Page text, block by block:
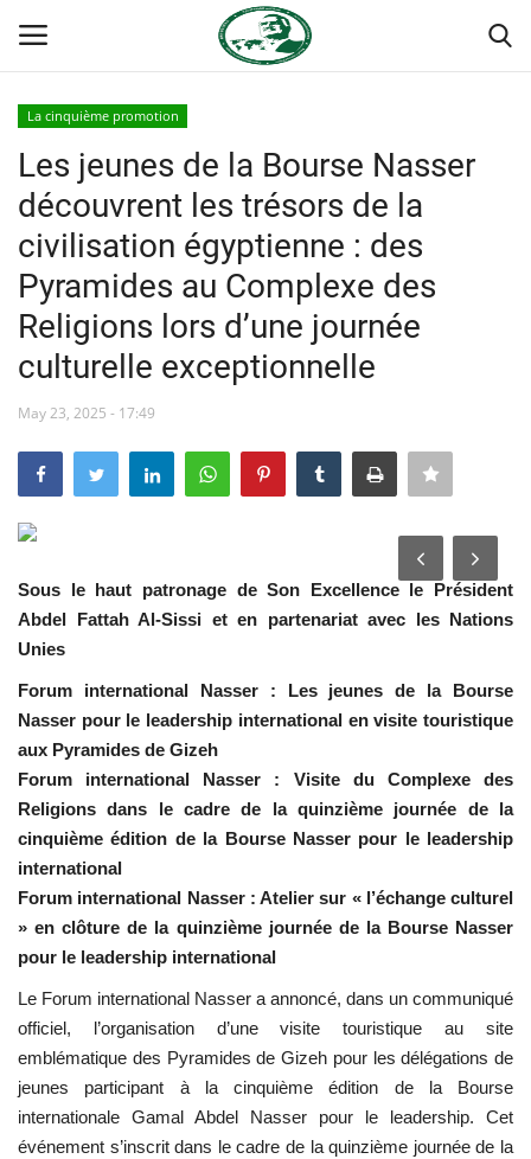
Accueil
Terms & Conditions
Contact
Forum international Nasser
Héritage de Gamal Abdel Nasser
Mouvement de la jeunesse de
Nasser
La Bourse Nasser pour le leadership
international
Actualités
Équipe de travail
Les pionniers
Le citoyen mondial
Documents
L'exposition
La cinquième promotion
Les jeunes de la Bourse Nasser
découvrent les trésors de la
civilisation égyptienne : des
Pyramides au Complexe des
Religions lors d’une journée
culturelle exceptionnelle
May 23, 2025 - 17:49
Sous le haut patronage de Son Excellence le Président
Abdel Fattah Al-Sissi et en partenariat avec les Nations
Unies
Forum international Nasser : Les jeunes de la Bourse
Nasser pour le leadership international en visite touristique
aux Pyramides de Gizeh
Forum international Nasser : Visite du Complexe des
Religions dans le cadre de la quinzième journée de la
cinquième édition de la Bourse Nasser pour le leadership
international
Forum international Nasser : Atelier sur « l’échange culturel
» en clôture de la quinzième journée de la Bourse Nasser
pour le leadership international
Le Forum international Nasser a annoncé, dans un communiqué
officiel, l’organisation d’une visite touristique au site
emblématique des Pyramides de Gizeh pour les délégations de
jeunes participant à la cinquième édition de la Bourse
internationale Gamal Abdel Nasser pour le leadership. Cet
événement s’inscrit dans le cadre de la quinzième journée de la